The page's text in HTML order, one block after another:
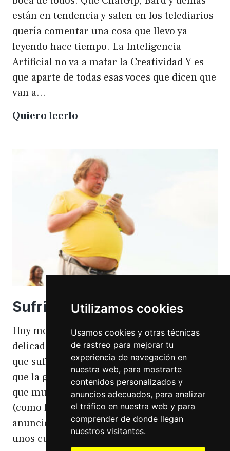
Utilizamos cookies
Usamos cookies y otras técnicas
de rastreo para mejorar tu
experiencia de navegación en
nuestra web, para mostrarte
contenidos personalizados y
anuncios adecuados, para analizar
el tráfico en nuestra web y para
comprender de donde llegan
nuestros visitantes.
están en tendencia y salen en los telediarios
quería comentar una cosa que llevo ya
leyendo hace tiempo. La Inteligencia
Artificial no va a matar la Creatividad Y es
que aparte de todas esas voces que dicen que
van a…
Quiero leerlo
matará
a
la
creatividad
Sufriendo la gordofobia
Hoy me apetece hablar de un temita
delicado. Hoy hablo de gordofobia. Una cosa
que sufro día si día también. Gordofobia Y es
que la gordofobia es algo que existe. Algo
que muchas personas sufrimos en silencio
(como las hemorroides, al igual que en el
anuncio). Nos están vendiendo siempre
unos cuerpos normativos y en…